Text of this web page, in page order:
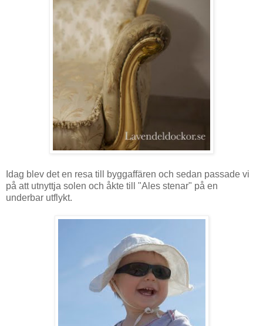
Idag blev det en resa till byggaffären och sedan passade vi
på att utnyttja solen och åkte till "Ales stenar" på en
underbar utflykt.